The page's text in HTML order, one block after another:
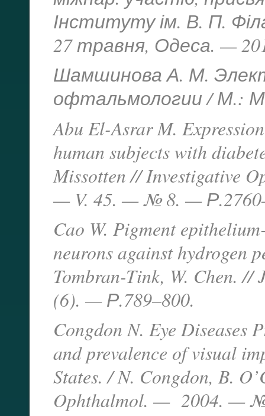
Інституту ім. В. П.
27 травня, Одеса. —
Шамшинова А. М.
офтальмологии / М.:
Abu El-Asrar M.
human subjects with
Missotten // Investigative
— V. 45. — № 8. —
Cao W. Pigment
neurons against hydrogen
Tombran-Tink, W. Chen.
(6). — Р.789–800.
Congdon N. Eye Diseases
and prevalence of visual
States. / N. Congdon, B.
Ophthalmol. — 2004. —